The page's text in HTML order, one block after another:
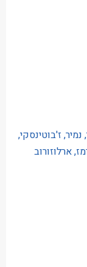
ז'בוטינסקי,
ארלוזורוב